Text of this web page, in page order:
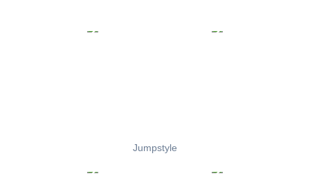
Jumpstyle